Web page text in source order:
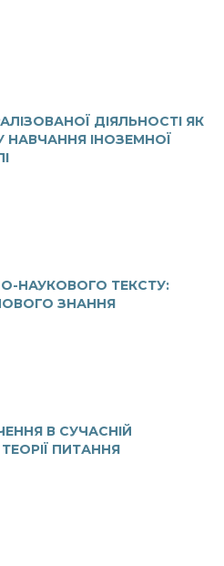
ДІЯЛЬНОСТІ ЯК
ІНОЗЕМНОЇ
НАУКОВОГО ТЕКСТУ:
ЗНАННЯ
В СУЧАСНІЙ
ПИТАННЯ